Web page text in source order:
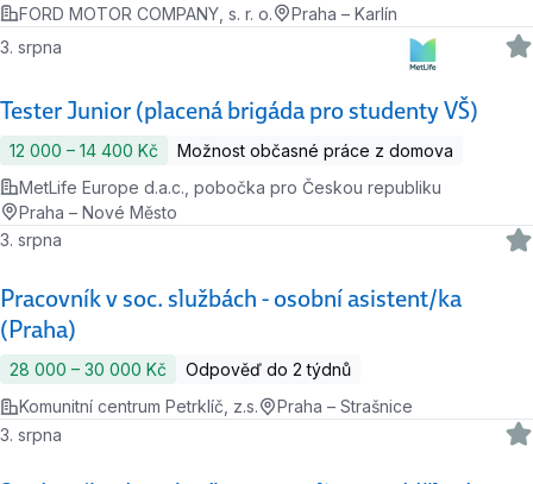
FORD MOTOR COMPANY, s. r. o.
Praha – Karlín
Tester Junior (placená brigáda pro studenty VŠ)
3. srpna
12 000 ‍–‍ 14 400 Kč
Možnost občasné práce z domova
MetLife Europe d.a.c., pobočka pro Českou republiku
Praha – Nové Město
Pracovník v soc. službách - osobní asistent/ka
(Praha)
3. srpna
28 000 ‍–‍ 30 000 Kč
Odpověď do 2 týdnů
Komunitní centrum Petrklíč, z.s.
Praha – Strašnice
3. srpna